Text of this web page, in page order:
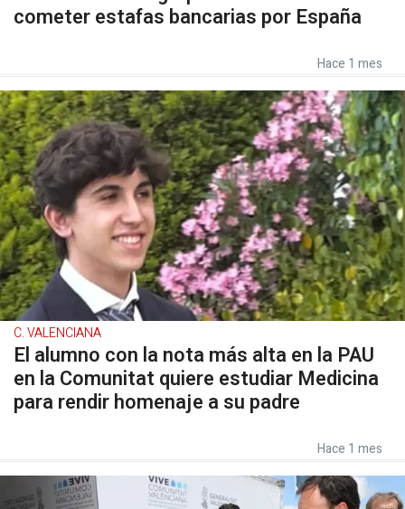
cometer estafas bancarias por España
Hace 1 mes
C. VALENCIANA
El alumno con la nota más alta en la PAU
en la Comunitat quiere estudiar Medicina
para rendir homenaje a su padre
Hace 1 mes